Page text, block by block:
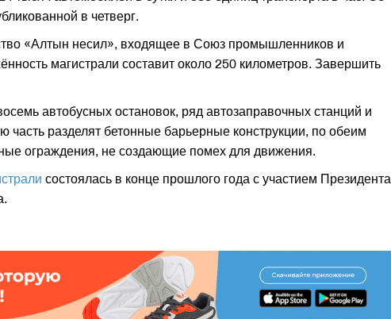
в четверг.
«Алтын несил», входящее в Союз промышленников и
магистрали составит около 250 километров. Завершить
автобусных остановок, ряд автозаправочных станций и
часть разделят бетонные барьерные конструкции, по обеим
ограждения, не создающие помех для движения.
состоялась в конце прошлого года с участием Президента